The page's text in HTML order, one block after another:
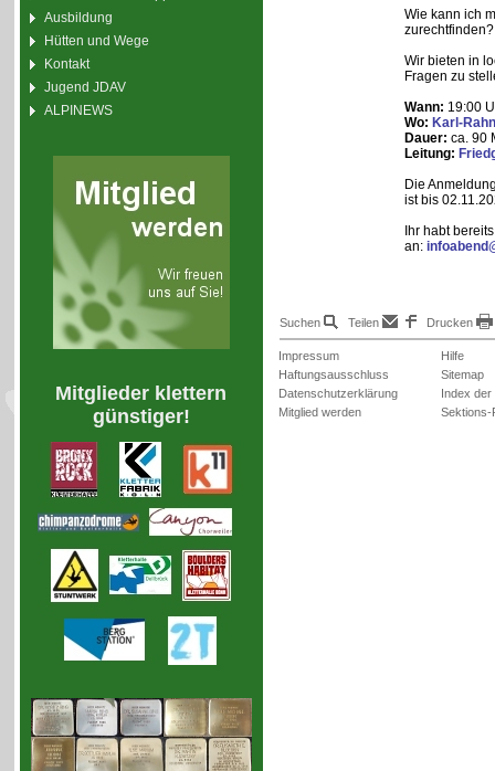
Ausbildung
Hütten und Wege
Kontakt
Jugend JDAV
ALPINEWS
Mitglieder klettern
günstiger!
Wie kann ich
zurechtfinden?
Wir bieten in
Fragen zu
Wann: 19:00
Wo: Karl-
Dauer: ca. 90
Leitung:
Die
ist bis
Ihr habt
an:
Suchen Teilen Drucken
Impressum
Haftungsausschluss
Datenschutzerklärung
Mitglied werden
Hilfe
Sitemap
Index der
Sektions-